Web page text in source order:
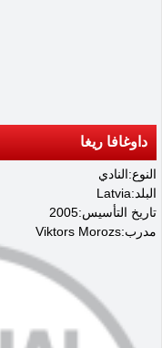
داوغافا ريغا
النوع:النادي
البلد:Latvia
تاريخ التأسيس:2005
مدرب:Viktors Morozs